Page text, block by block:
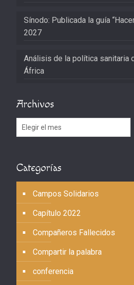
Sínodo: Publicada la guía
2027
Análisis de la política sanitaria
África
Archivos
Archivos
Categorías
Campos Solidarios
Capítulo 2022
Compañeros Fallecidos
Compartir la palabra
conferencia